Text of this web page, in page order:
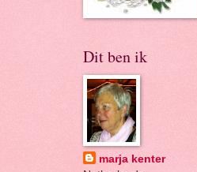
Dit ben ik
marja kenter